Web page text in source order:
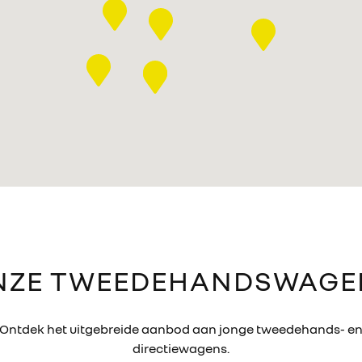
Ontdek het uitgebreide aanbod aan jonge tweedehands- en
directiewagens.